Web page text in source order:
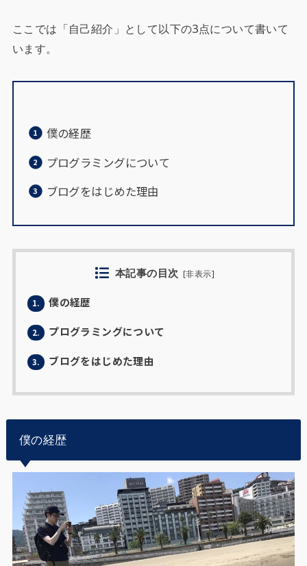
ここでは「自己紹介」として以下の3点について書いて
います。
僕の経歴
プログラミングについて
ブログをはじめた理由
本記事の目次 [非表示]
1. 僕の経歴
2. プログラミングについて
3. ブログをはじめた理由
僕の経歴